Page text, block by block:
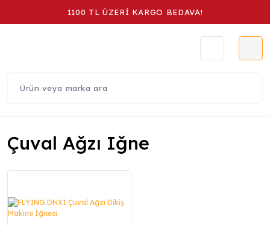
1100 TL ÜZERİ KARGO BEDAVA!
Çuval Ağzı Iğne